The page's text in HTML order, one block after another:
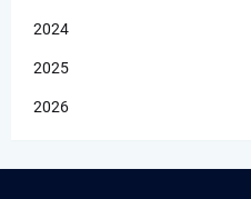
2024
2025
2026